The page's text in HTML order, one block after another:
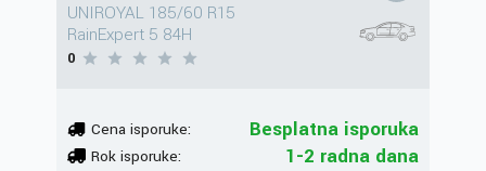
UNIROYAL 185/60 R15
RainExpert 5 84H
0
Cena isporuke: Besplatna isporuka
Rok isporuke: 1-2 radna dana